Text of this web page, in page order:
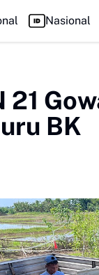
Nasional
21
BK